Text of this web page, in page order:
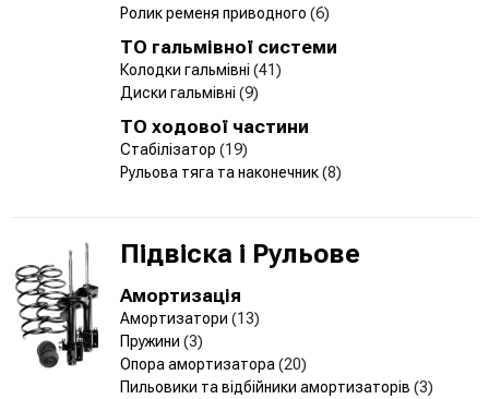
Ролик ременя приводного (6)
ТО гальмівної системи
Колодки гальмівні (41)
Диски гальмівні (9)
ТО ходової частини
Стабілізатор (19)
Рульова тяга та наконечник(8)
Підвіска і Рульове
Амортизація
Амортизатори (13)
Пружини (3)
Опора амортизатора (20)
Пильовики та відбійники амортизаторів (3)